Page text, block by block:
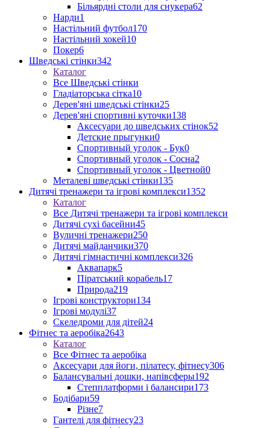
Більярдні столи для снукера62
Нарди1
Настільний футбол170
Настільний хокей10
Покер6
Шведські стінки342
Каталог
Все Шведські стінки
Гладіаторська сітка10
Дерев'яні шведські стінки25
Дерев'яні спортивні куточки138
Аксесуари до шведських стінок52
Детские прыгунки0
Спортивный уголок - Бук0
Спортивный уголок - Сосна2
Спортивный уголок - Цветной0
Металеві шведські стінки135
Дитячі тренажери та ігрові комплекси1352
Каталог
Все Дитячі тренажери та ігрові комплекси
Дитячі сухі басейни45
Вуличні тренажери250
Дитячі майданчики370
Дитячі гімнастичні комплекси326
Аквапарк5
Піратський корабель17
Природа219
Ігрові конструктори134
Ігрові модулі37
Скеледроми для дітей24
Фітнес та аеробіка2643
Каталог
Все Фітнес та аеробіка
Аксесуари для йоги, пілатесу, фітнесу306
Балансувальні дошки, напівсферы192
Степплатформи і балансири173
Бодібари59
Різне7
Гантелі для фітнесу23